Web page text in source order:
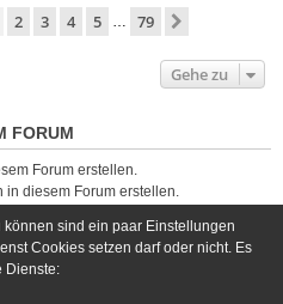
1von 79
2 3 4 5 … 79
Gehe zu
FORUM
Forum erstellen.
in diesem Forum erstellen.
nichtlöschen.
Forum erstellen.
sind ein paar Einstellungen
Cookies setzen darf oder nicht. Es
Dienste: